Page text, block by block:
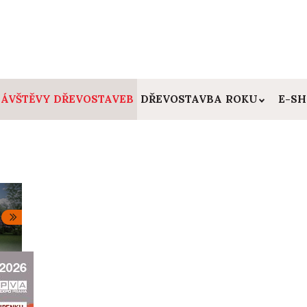
DŘEVOSTAVEB DŘEVOSTAVBA ROKU E-